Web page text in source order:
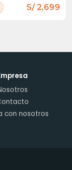
S/ 2,699
con nosotros